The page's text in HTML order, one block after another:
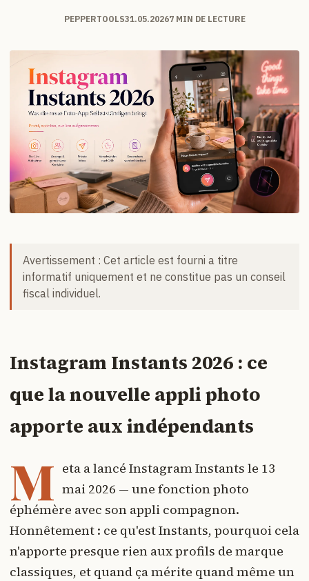
PEPPERTOOLS31.05.20267 MIN DE LECTURE
Avertissement : Cet article est fourni a titre
informatif uniquement et ne constitue pas un conseil
fiscal individuel.
Instagram Instants 2026 : ce
que la nouvelle appli photo
apporte aux indépendants
M eta a lancé Instagram Instants le 13
mai 2026 — une fonction photo
éphémère avec son appli compagnon.
Honnêtement : ce qu'est Instants, pourquoi cela
n'apporte presque rien aux profils de marque
classiques, et quand ça mérite quand même un